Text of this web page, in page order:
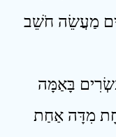
מַעֲשֵׂה חֹשֵׁב
בָּאַמָּה
מִדָּה אַחַת